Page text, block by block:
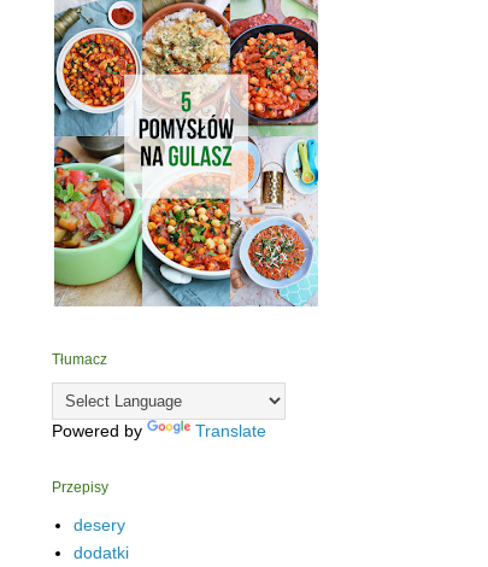
Tłumacz
Powered by Translate
Przepisy
desery
dodatki